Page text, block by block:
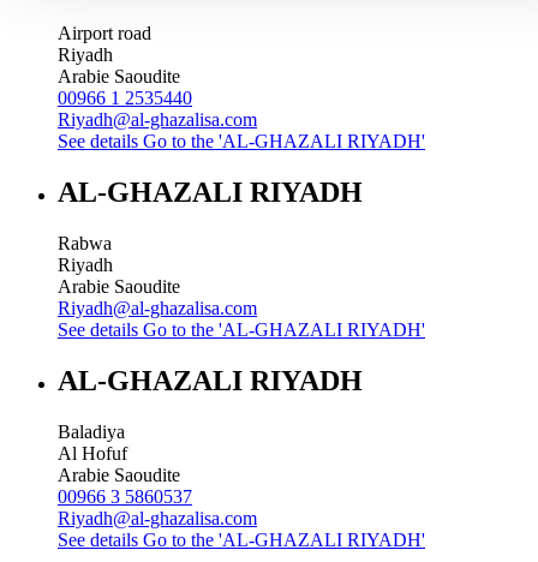
Airport road
Riyadh
Arabie Saoudite
00966 1 2535440
Riyadh@al-ghazalisa.com
See details Go to the 'AL-GHAZALI RIYADH'
AL-GHAZALI RIYADH
Rabwa
Riyadh
Arabie Saoudite
Riyadh@al-ghazalisa.com
See details Go to the 'AL-GHAZALI RIYADH'
AL-GHAZALI RIYADH
Baladiya
Al Hofuf
Arabie Saoudite
00966 3 5860537
Riyadh@al-ghazalisa.com
See details Go to the 'AL-GHAZALI RIYADH'